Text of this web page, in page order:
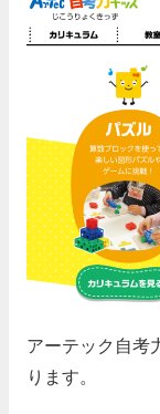
アーテック自考
ります。